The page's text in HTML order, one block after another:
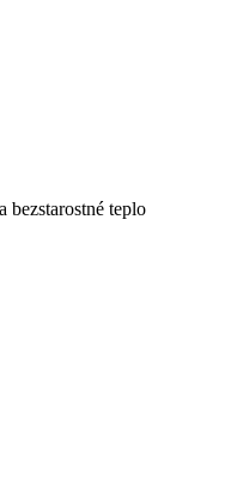
bezstarostné teplo